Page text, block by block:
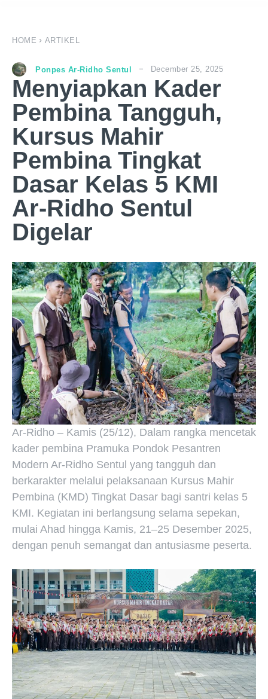
HOME ARTIKEL
Ponpes Ar-Ridho Sentul December 25, 2025
Menyiapkan Kader
Pembina Tangguh,
Kursus Mahir
Pembina Tingkat
Dasar Kelas 5 KMI
Ar-Ridho Sentul
Digelar
Ar-Ridho – Kamis (25/12), Dalam rangka mencetak
kader pembina Pramuka Pondok Pesantren
Modern Ar-Ridho Sentul yang tangguh dan
berkarakter melalui pelaksanaan Kursus Mahir
Pembina (KMD) Tingkat Dasar bagi santri kelas 5
KMI. Kegiatan ini berlangsung selama sepekan,
mulai Ahad hingga Kamis, 21–25 Desember 2025,
dengan penuh semangat dan antusiasme peserta.